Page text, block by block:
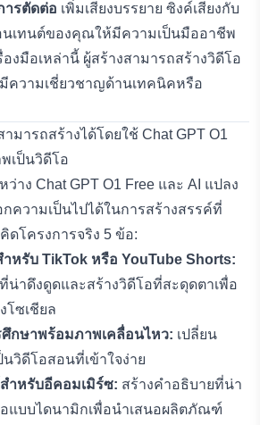
ารตัดต่อ เพิ่มเสียงบรรยาย ซิงค์เสียงกับ
นเทนต์ของคุณให้มีความเป็นมืออาชีพ
งมือเหล่านี้ ผู้สร้างสามารถสร้างวิดีโอ
ความเชี่ยวชาญด้านเทคนิคหรือ
มารถสร้างได้โดยใช้ Chat GPT O1
เป็นวิดีโอ
าง Chat GPT O1 Free และ AI แปลง
ความเป็นไปได้ในการสร้างสรรค์ที่
โครงการจริง 5 ข้อ:
หรับ TikTok หรือ YouTube Shorts:
น่าดึงดูดและสร้างวิดีโอที่สะดุดตาเพื่อ
โซเชียล
ศึกษาพร้อมภาพเคลื่อนไหว: เปลี่ยน
วิดีโอสอนที่เข้าใจง่าย
ำหรับอีคอมเมิร์ซ: สร้างคำอธิบายที่น่า
แบบไดนามิกเพื่อนำเสนอผลิตภัณฑ์